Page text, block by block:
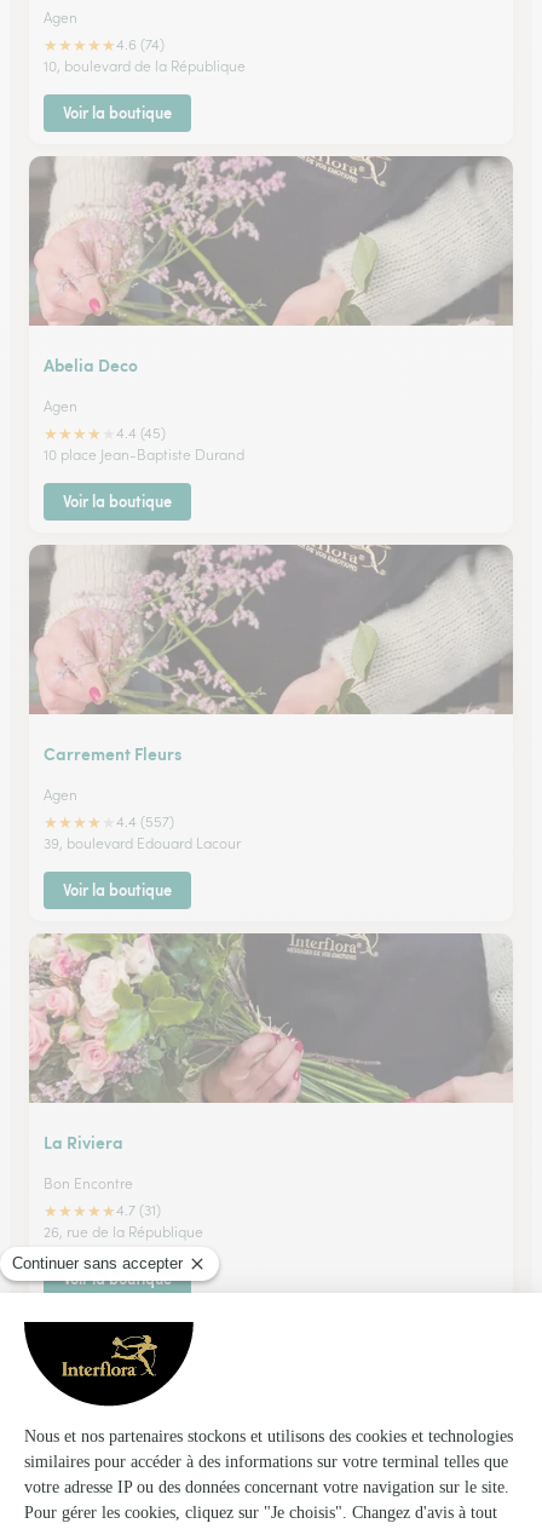
Agen
★★★★★4.6 (74)
10, boulevard de la République
Voir la boutique
Abelia Deco
Agen
★★★★
4.4 (45)
10 place Jean-Baptiste Durand
Voir la boutique
Carrement Fleurs
Agen
★★★★
4.4 (557)
39, boulevard Edouard Lacour
Voir la boutique
La Riviera
Bon Encontre
★★★★★4.7 (31)
26, rue de la République
Voir la boutique